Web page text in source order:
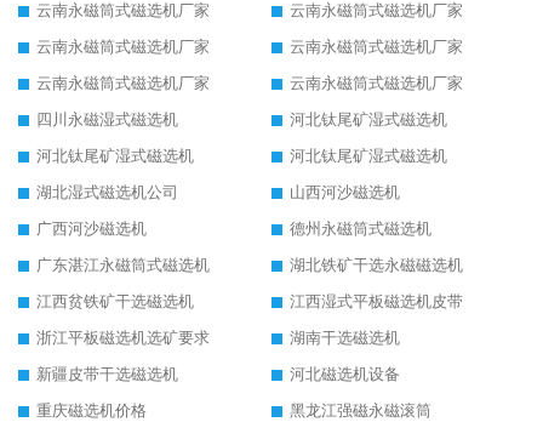
云南永磁筒式磁选机厂家
云南永磁筒式磁选机厂家
云南永磁筒式磁选机厂家
云南永磁筒式磁选机厂家
云南永磁筒式磁选机厂家
云南永磁筒式磁选机厂家
四川永磁湿式磁选机
河北钛尾矿湿式磁选机
河北钛尾矿湿式磁选机
河北钛尾矿湿式磁选机
湖北湿式磁选机公司
山西河沙磁选机
广西河沙磁选机
德州永磁筒式磁选机
广东湛江永磁筒式磁选机
湖北铁矿干选永磁磁选机
江西贫铁矿干选磁选机
江西湿式平板磁选机皮带
浙江平板磁选机选矿要求
湖南干选磁选机
新疆皮带干选磁选机
河北磁选机设备
重庆磁选机价格
黑龙江强磁永磁滚筒